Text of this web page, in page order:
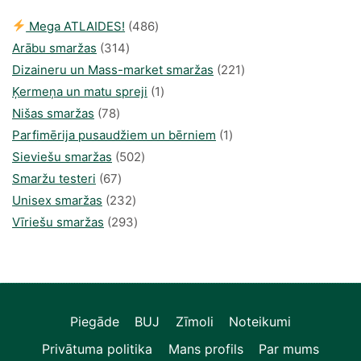
Mega ATLAIDES! 486486
Arābu smaržas 314314
produkti
Dizaineru un Mass-market smaržas 221221
Ķermeņa un matu spreji 11
Nišas smaržas 7878
produkts
Parfimērija pusaudžiem un bērniem 11
Sieviešu smaržas 502502
Smaržu testeri 6767
produkts
Unisex smaržas 232232
produkts
Vīriešu smaržas 293293
Piegāde BUJ Zīmoli
Noteikumi
Privātuma politika
Mans profils Par mums